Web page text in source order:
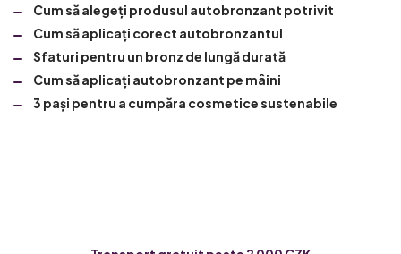
Cum să alegeți produsul autobronzant potrivit
Cum să aplicați corect autobronzantul
Sfaturi pentru un bronz de lungă durată
Cum să aplicați autobronzant pe mâini
3 pași pentru a cumpăra cosmetice sustenabile